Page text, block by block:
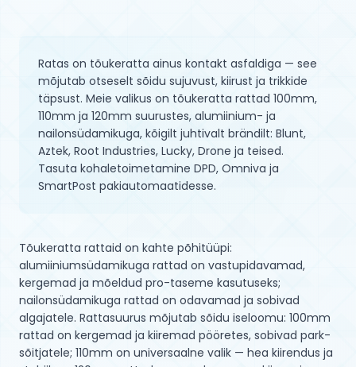
Ratas on tõukeratta ainus kontakt asfaldiga — see
mõjutab otseselt sõidu sujuvust, kiirust ja trikkide
täpsust. Meie valikus on tõukeratta rattad 100mm,
110mm ja 120mm suurustes, alumiinium- ja
nailonsüdamikuga, kõigilt juhtivalt brändilt: Blunt,
Aztek, Root Industries, Lucky, Drone ja teised.
Tasuta kohaletoimetamine DPD, Omniva ja
SmartPost pakiautomaatidesse.
Tõukeratta rattaid on kahte põhitüüpi:
alumiiniumsüdamikuga rattad on vastupidavamad,
kergemad ja mõeldud pro-taseme kasutuseks;
nailonsüdamikuga rattad on odavamad ja sobivad
algajatele. Rattasuurus mõjutab sõidu iseloomu: 100mm
rattad on kergemad ja kiiremad pööretes, sobivad park-
sõitjatele; 110mm on universaalne valik — hea kiirendus ja